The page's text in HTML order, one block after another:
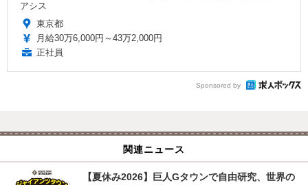
アシス
東京都
月給30万6,000円～43万2,000円
正社員
Sponsored by
関連ニュース
【夏休み2026】巨人Gタウンで自由研究、世界の